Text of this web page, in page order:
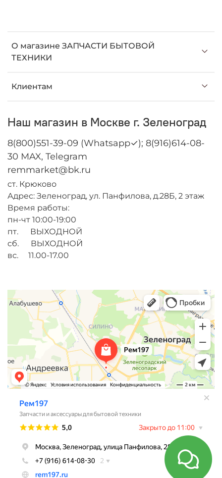
О магазине ЗАПЧАСТИ БЫТОВОЙ
ТЕХНИКИ
Клиентам
Наш магазин в Москве г. Зеленоград
8(800)551-39-09 (Whatsapp✓); 8(916)614-08-
30 MAX, Telegram
remmarket@bk.ru
ст. Крюково
Адрес: Зеленоград, ул. Панфилова, д.28Б, 2 этаж
Время работы:
пн-чт 10:00-19:00
пт. ВЫХОДНОЙ
сб. ВЫХОДНОЙ
вс. 11.00-17.00